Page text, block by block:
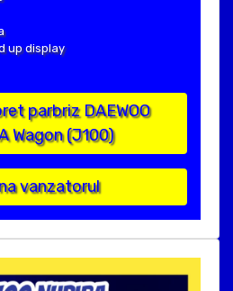
up display
parbriz DAEWOO
Wagon (J100)
vanzatorul